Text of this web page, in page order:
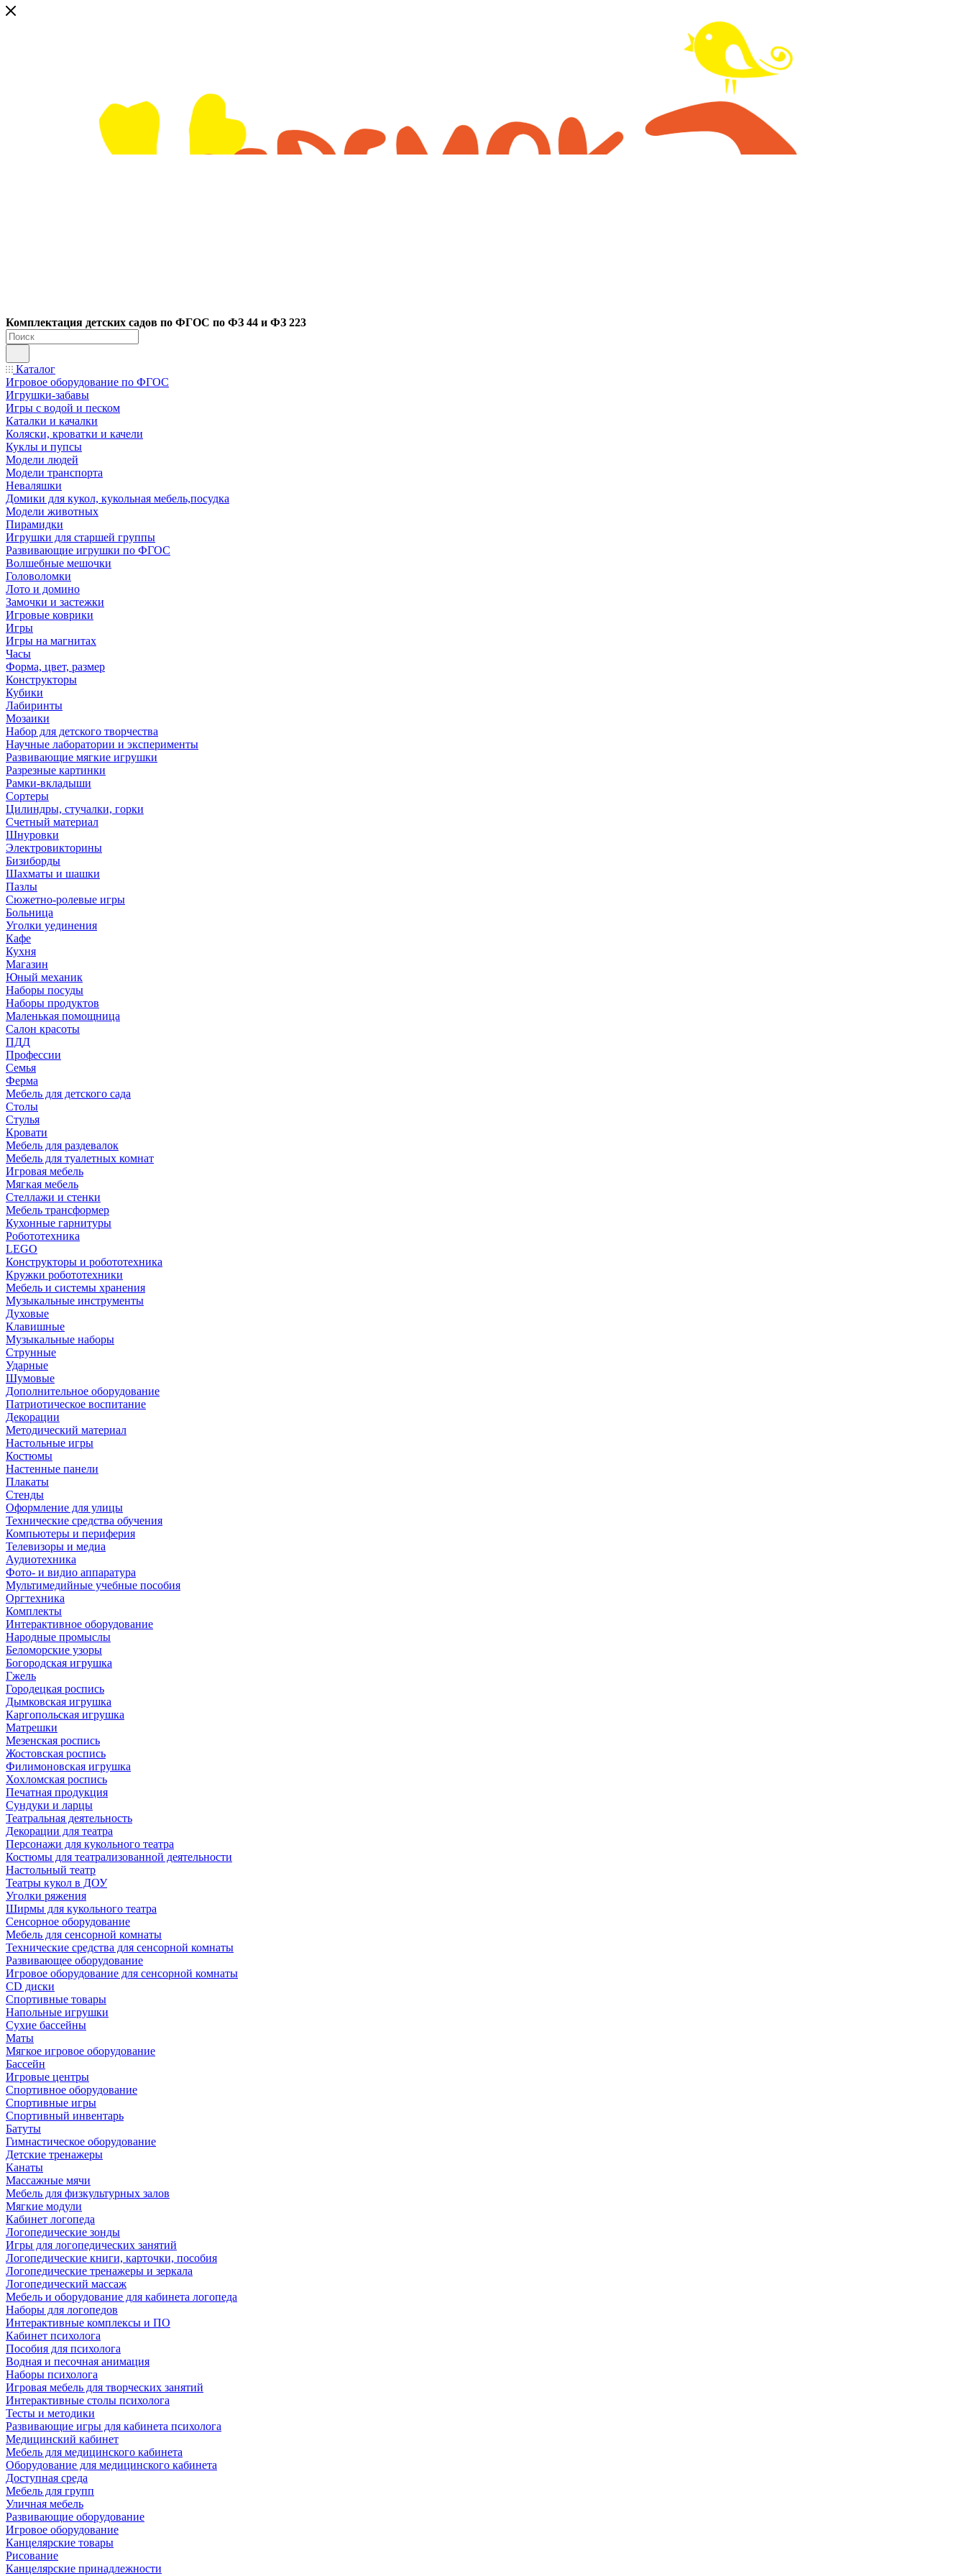
Комплектация детских садов по ФГОC по ФЗ 44 и ФЗ 223
Каталог
Игровое оборудование по ФГОС
Игрушки-забавы
Игры с водой и песком
Каталки и качалки
Коляски, кроватки и качели
Куклы и пупсы
Модели людей
Модели транспорта
Неваляшки
Домики для кукол, кукольная мебель,посудка
Модели животных
Пирамидки
Игрушки для старшей группы
Развивающие игрушки по ФГОС
Волшебные мешочки
Головоломки
Лото и домино
Замочки и застежки
Игровые коврики
Игры
Игры на магнитах
Часы
Форма, цвет, размер
Конструкторы
Кубики
Лабиринты
Мозаики
Набор для детского творчества
Научные лаборатории и эксперименты
Развивающие мягкие игрушки
Разрезные картинки
Рамки-вкладыши
Сортеры
Цилиндры, стучалки, горки
Счетный материал
Шнуровки
Электровикторины
Бизиборды
Шахматы и шашки
Пазлы
Сюжетно-ролевые игры
Больница
Уголки уединения
Кафе
Кухня
Магазин
Юный механик
Наборы посуды
Наборы продуктов
Маленькая помощница
Салон красоты
ПДД
Профессии
Семья
Ферма
Мебель для детского сада
Столы
Cтулья
Кровати
Мебель для раздевалок
Мебель для туалетных комнат
Игровая мебель
Мягкая мебель
Стеллажи и стенки
Мебель трансформер
Кухонные гарнитуры
Робототехника
LEGO
Конструкторы и робототехника
Кружки робототехники
Мебель и системы хранения
Музыкальные инструменты
Духовые
Клавишные
Музыкальные наборы
Струнные
Ударные
Шумовые
Дополнительное оборудование
Патриотическое воспитание
Декорации
Методический материал
Настольные игры
Костюмы
Настенные панели
Плакаты
Стенды
Оформление для улицы
Технические средства обучения
Компьютеры и периферия
Телевизоры и медиа
Аудиотехника
Фото- и видио аппаратура
Мультимедийные учебные пособия
Оргтехника
Комплекты
Интерактивное оборудование
Народные промыслы
Беломорские узоры
Богородская игрушка
Гжель
Городецкая роспись
Дымковская игрушка
Каргопольская игрушка
Матрешки
Мезенская роспись
Жостовская роспись
Филимоновская игрушка
Хохломская роспись
Печатная продукция
Сундуки и ларцы
Театральная деятельность
Декорации для театра
Персонажи для кукольного театра
Костюмы для театрализованной деятельности
Настольный театр
Театры кукол в ДОУ
Уголки ряжения
Ширмы для кукольного театра
Сенсорное оборудование
Мебель для сенсорной комнаты
Технические средства для сенсорной комнаты
Развивающее оборудование
Игровое оборудование для сенсорной комнаты
CD диски
Спортивные товары
Напольные игрушки
Сухие бассейны
Маты
Мягкое игровое оборудование
Бассейн
Игровые центры
Спортивное оборудование
Спортивные игры
Спортивный инвентарь
Батуты
Гимнастическое оборудование
Детские тренажеры
Канаты
Массажные мячи
Мебель для физкультурных залов
Мягкие модули
Кабинет логопеда
Логопедические зонды
Игры для логопедических занятий
Логопедические книги, карточки, пособия
Логопедические тренажеры и зеркала
Логопедический массаж
Мебель и оборудование для кабинета логопеда
Наборы для логопедов
Интерактивные комплексы и ПО
Кабинет психолога
Пособия для психолога
Водная и песочная анимация
Наборы психолога
Игровая мебель для творческих занятий
Интерактивные столы психолога
Тесты и методики
Развивающие игры для кабинета психолога
Медицинский кабинет
Мебель для медицинского кабинета
Оборудование для медицинского кабинета
Доступная среда
Мебель для групп
Уличная мебель
Развивающие оборудование
Игровое оборудование
Канцелярские товары
Рисование
Канцелярские принадлежности